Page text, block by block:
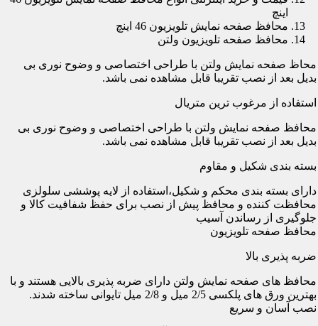
اینچ
محافظ صفحه نمایش تلویزیون 46 اینچ
محافظ صفحه تلویزیون ولتن
محاظ صفحه نمایش ولتن با طراحی اختصاصی و وضوح نوری بی
بدیل بعد از نصب تقریبا قابل مشاهده نمی باشد.
استفاده از مرغوب ترین متریال
محافظ صفحه نمایش ولتن با طراحی اختصاصی و وضوح نوری بی
بدیل بعد از نصب تقریبا قابل مشاهده نمی باشد.
بسته بندی شکیل و مقاوم
دارای بسته بندی محکم و شکیل،استفاده از لایه پوششی سلولزی
محافظت کننده و محافظ پیش از نصب برای حفظ شفافیت کالا و
جلوگیری از رساندن آسیب
محافظ صفحه تلویزیون
ضربه پذیری بالا
محافظ های صفحه نمایش ولتن دارای ضربه پذیری بالایی هستند و با
بهترین ورق های پلکسی 2/5 میل و 2/8 میل تایوانی ساخته شدند.
نصب آسان و سریع